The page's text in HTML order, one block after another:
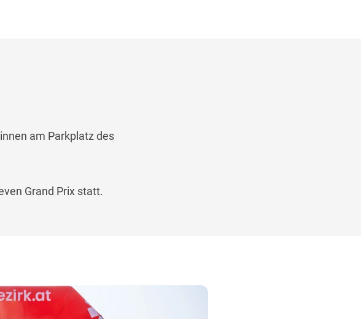
am Parkplatz des
Grand Prix statt.